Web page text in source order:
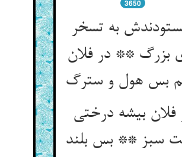
3650
به تسخر
بزرگ ** در فلان
بس هول و سترگ‏
فلان بیشه درختی
سبز ** بس بلند